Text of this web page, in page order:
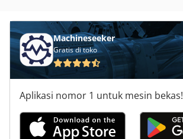
Jarbe
Klise
Kneissler
Kustan
Neher
Machineseeker
Gratis di toko
Aplikasi nomor 1 untuk mesin bekas!